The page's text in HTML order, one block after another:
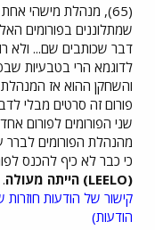
(65), מנהלת מישהי אחת תחת הכינויי
שמתלוננים בפורומים
דבר שכותבים שם... ולא
לדוגמא הרי בטבעיות
והשחקן ההוא אז
פורום זה סרטים מבלי
שני הפורומים לפורום
מהנהלת הפורומים
כי כבר לא כיף להכנס
(LEELO) הייתה מעולה
.
קישור של הודעות
הודעות)